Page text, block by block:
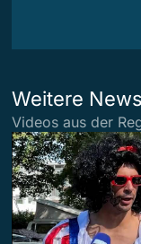
Weitere News
Videos aus der